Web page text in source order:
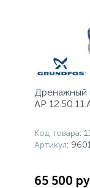
Дренажный
AP
Код товара:
Артикул:
65 500